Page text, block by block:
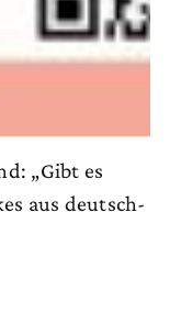
„Gibt es
aus deutsch-